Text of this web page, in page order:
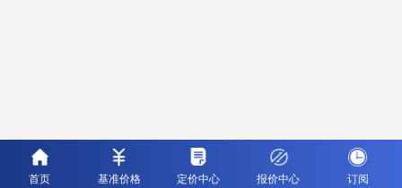
首页 基准价格 定价中心 报价中心 订阅